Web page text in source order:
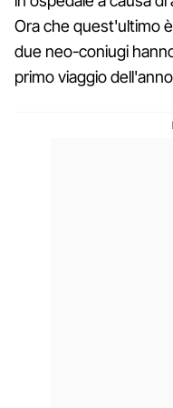
Ora che quest'ultimo
due neo-coniugi
primo viaggio